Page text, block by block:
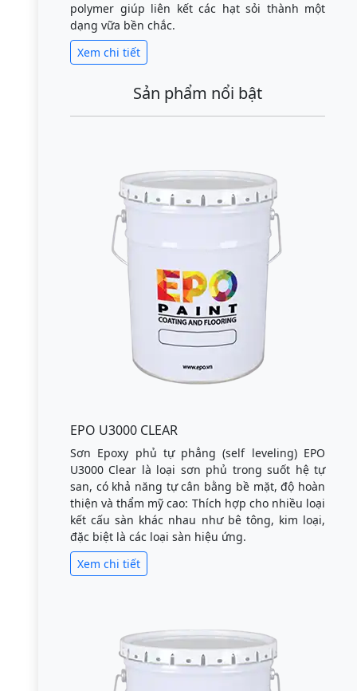
polymer giúp liên kết các hạt sỏi thành một
dạng vữa bền chắc.
Xem chi tiết
Sản phẩm nổi bật
EPO U3000 CLEAR
Sơn Epoxy phủ tự phẳng (self leveling) EPO
U3000 Clear là loại sơn phủ trong suốt hệ tự
san, có khả năng tự cân bằng bề mặt, độ hoàn
thiện và thẩm mỹ cao: Thích hợp cho nhiều loại
kết cấu sàn khác nhau như bê tông, kim loại,
đặc biệt là các loại sàn hiệu ứng.
Xem chi tiết